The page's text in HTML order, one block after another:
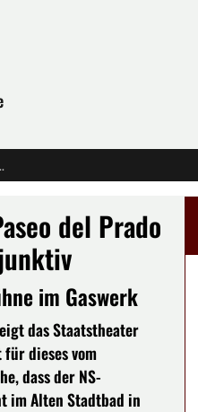
- Theaterkollaborativ Futur II Konjunktiv
del Prado
im Gaswerk
das Staatstheater
dieses vom
dass der NS-
im Alten Stadtbad in